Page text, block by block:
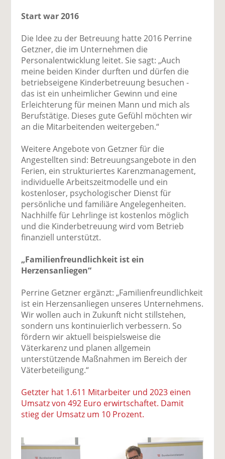
Start war 2016
Die Idee zu der Betreuung hatte 2016 Perrine
Getzner, die im Unternehmen die
Personalentwicklung leitet. Sie sagt: „Auch
meine beiden Kinder durften und dürfen die
betriebseigene Kinderbetreuung besuchen -
das ist ein unheimlicher Gewinn und eine
Erleichterung für meinen Mann und mich als
Berufstätige. Dieses gute Gefühl möchten wir
an die Mitarbeitenden weitergeben.“
Weitere Angebote von Getzner für die
Angestellten sind: Betreuungsangebote in den
Ferien, ein strukturiertes Karenzmanagement,
individuelle Arbeitszeitmodelle und ein
kostenloser, psychologischer Dienst für
persönliche und familiäre Angelegenheiten.
Nachhilfe für Lehrlinge ist kostenlos möglich
und die Kinderbetreuung wird vom Betrieb
finanziell unterstützt.
„Familienfreundlichkeit ist ein
Herzensanliegen“
Perrine Getzner ergänzt: „Familienfreundlichkeit
ist ein Herzensanliegen unseres Unternehmens.
Wir wollen auch in Zukunft nicht stillstehen,
sondern uns kontinuierlich verbessern. So
fördern wir aktuell beispielsweise die
Väterkarenz und planen allgemein
unterstützende Maßnahmen im Bereich der
Väterbeteiligung.“
Getzter hat 1.611 Mitarbeiter und 2023 einen
Umsatz von 492 Euro erwirtschaftet. Damit
stieg der Umsatz um 10 Prozent.